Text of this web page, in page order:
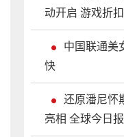
动开启 游戏折
中国联通美
快
还原潘尼怀
亮相 全球今日报